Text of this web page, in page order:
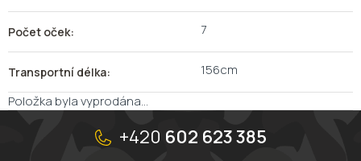
Počet oček: 7
Transportní délka:
156cm
Položka byla vyprodána…
+420 602 623 385